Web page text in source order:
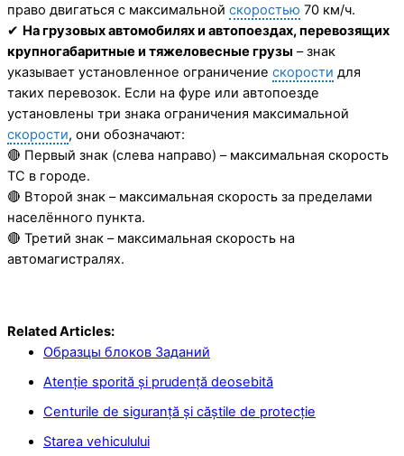
право двигаться с максимальной скоростью 70 км/ч.
✔ На грузовых автомобилях и автопоездах, перевозящих
крупногабаритные и тяжеловесные грузы – знак
указывает установленное ограничение скорости для
таких перевозок. Если на фуре или автопоезде
установлены три знака ограничения максимальной
скорости, они обозначают:
🔴 Первый знак (слева направо) – максимальная скорость
ТС в городе.
🔴 Второй знак – максимальная скорость за пределами
населённого пункта.
🔴 Третий знак – максимальная скорость на
автомагистралях.
Related Articles:
Образцы блоков Заданий
Atenție sporită și prudență deosebită
Centurile de siguranță și căștile de protecție
Starea vehiculului